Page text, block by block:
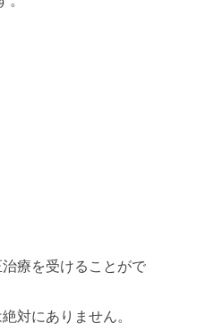
療を受けることがで
対にありません。